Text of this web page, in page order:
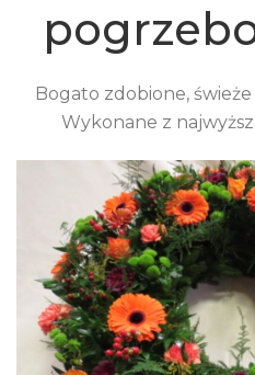
Bogato zdobione,
Wykonane z